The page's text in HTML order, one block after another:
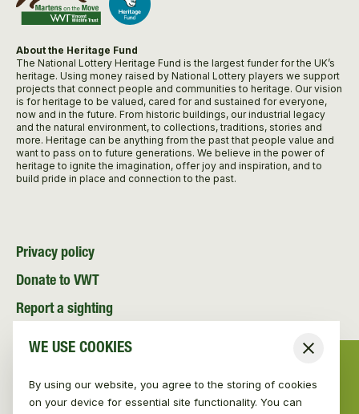
About the Heritage Fund
The National Lottery Heritage Fund is the largest funder for the UK’s
heritage. Using money raised by National Lottery players we support
projects that connect people and communities to heritage. Our vision
is for heritage to be valued, cared for and sustained for everyone,
now and in the future. From historic buildings, our industrial legacy
and the natural environment, to collections, traditions, stories and
more. Heritage can be anything from the past that people value and
want to pass on to future generations. We believe in the power of
heritage to ignite the imagination, offer joy and inspiration, and to
build pride in place and connection to the past.
Privacy policy
Donate to VWT
Report a sighting
Volunteer with VWT
News and Media
WE USE COOKIES
Close
By using our website, you agree to the storing of cookies
on your device for essential site functionality. You can